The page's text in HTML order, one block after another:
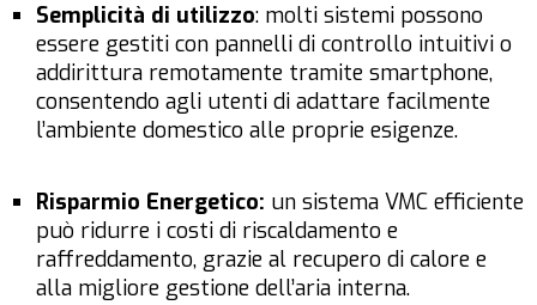
Semplicità di utilizzo: molti sistemi possono
essere gestiti con pannelli di controllo intuitivi o
addirittura remotamente tramite smartphone,
consentendo agli utenti di adattare facilmente
l’ambiente domestico alle proprie esigenze.
Risparmio Energetico: un sistema VMC efficiente
può ridurre i costi di riscaldamento e
raffreddamento, grazie al recupero di calore e
alla migliore gestione dell’aria interna.